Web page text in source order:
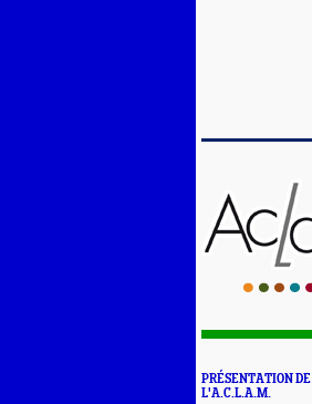
PRÉSENTATION DE
L'A.C.L.A.M.